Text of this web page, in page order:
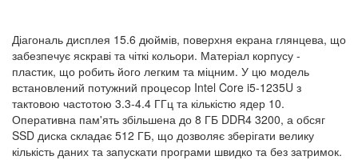
Діагональ дисплея 15.6 дюймів, поверхня екрана глянцева, що
забезпечує яскраві та чіткі кольори. Матеріал корпусу -
пластик, що робить його легким та міцним. У цю модель
встановлений потужний процесор Intel Core i5-1235U з
тактовою частотою 3.3-4.4 ГГц та кількістю ядер 10.
Оперативна пам'ять збільшена до 8 ГБ DDR4 3200, а обсяг
SSD диска складає 512 ГБ, що дозволяє зберігати велику
кількість даних та запускати програми швидко та без затримок.